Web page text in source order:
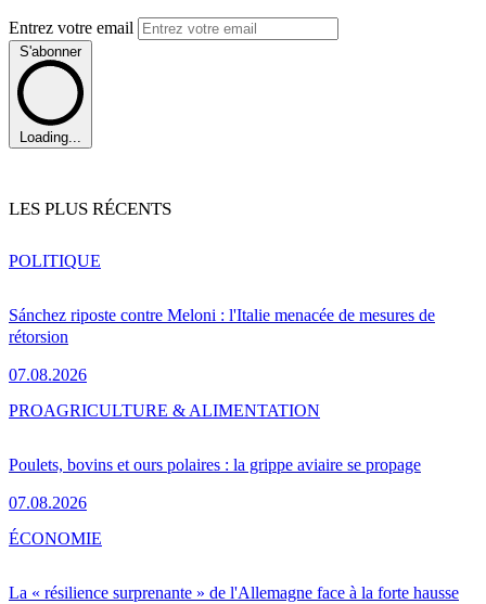
Entrez votre email
S'abonner
Loading...
LES PLUS RÉCENTS
Sánchez riposte contre Meloni : l'Italie menacée de mesures de
rétorsion
07.08.2026
POLITIQUE
Poulets, bovins et ours polaires : la grippe aviaire se propage
07.08.2026
PROAGRICULTURE & ALIMENTATION
La « résilience surprenante » de l'Allemagne face à la forte hausse
ÉCONOMIE